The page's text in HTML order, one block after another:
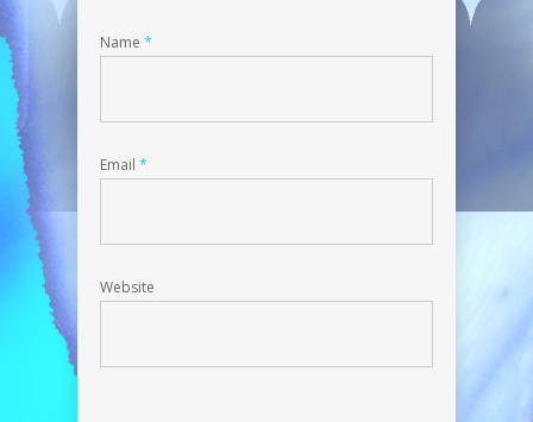
Name *
Email *
Website